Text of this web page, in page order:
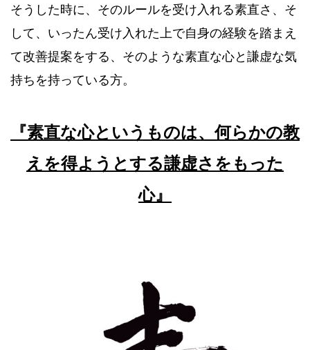
そうした時に、そのルールを受け入れる素直さ、そ
して、いったん受け入れた上で自身の経験を踏まえ
て改善提案をする、そのような素直な心と謙虚な気
持ちを持っている方。
『素直な心というものは、何らかの教
えを得ようとする謙虚さをもった
心』